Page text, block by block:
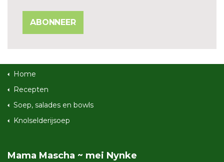
ABONNEER
Home
Recepten
Soep, salades en bowls
Knolselderijsoep
Mama Mascha ~ mei Nynke